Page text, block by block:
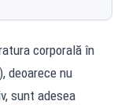
corporală în
deoarece nu
sunt adesea